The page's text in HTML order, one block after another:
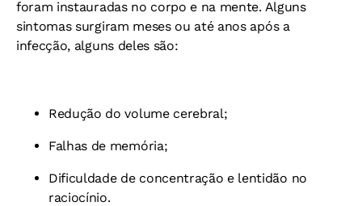
foram instauradas no corpo e na mente. Alguns
sintomas surgiram meses ou até anos após a
infecção, alguns deles são:
Redução do volume cerebral;
Falhas de memória;
Dificuldade de concentração e lentidão no
raciocínio.